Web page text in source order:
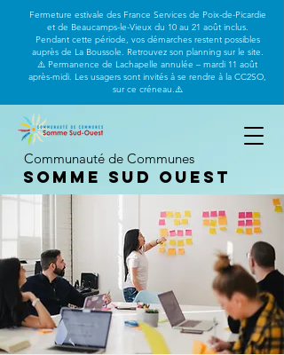
Somme Sud Ouest
Fermeture estivale des France Services de Poix-de-Picardie
et de Beaucamps-le-Vieux du 10 au 21 août inclus.
Pendant cette période, vos démarches restent possibles
auprès de La Boussole. Retrouvez son planning sur le site.
⚠️ Permanence de Lachapelle annulée – mardi 11 août
après-midi. Les usagers sont invités à se rendre à la CC2SO,
sur ce créneau.⚠️
Communauté de Communes